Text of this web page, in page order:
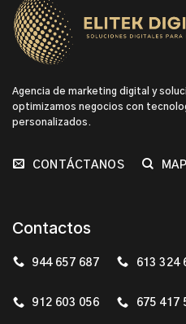
Agencia de marketing digital y
optimizamos negocios con
personalizados.
CONTÁCTANOS
Contactos
944 657 687 613 324
912 603 056 675 417